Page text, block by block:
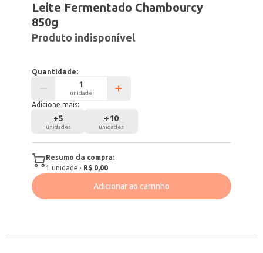
Leite Fermentado Chambourcy
850g
Produto indisponível
Quantidade:
unidade
Adicione mais:
+5
unidades
+10
unidades
Resumo da compra:
1 unidade · R$ 0,00
Adicionar ao carrinho